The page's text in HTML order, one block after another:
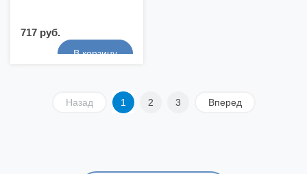
717 руб.
Назад 1 2 3 Вперед